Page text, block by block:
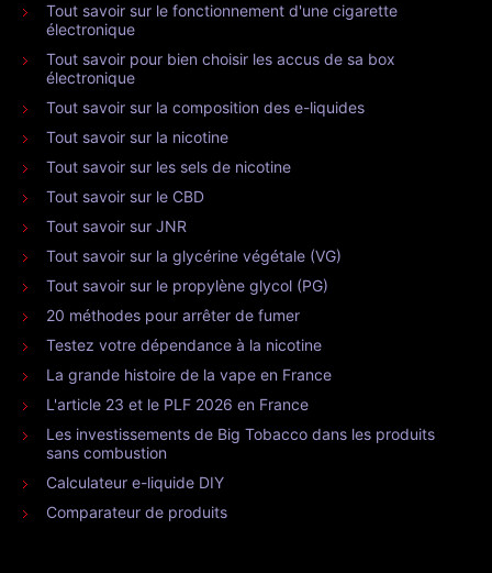
Tout savoir sur le fonctionnement d'une cigarette
électronique
Tout savoir pour bien choisir les accus de sa box
électronique
Tout savoir sur la composition des e-liquides
Tout savoir sur la nicotine
Tout savoir sur les sels de nicotine
Tout savoir sur le CBD
Tout savoir sur JNR
Tout savoir sur la glycérine végétale (VG)
Tout savoir sur le propylène glycol (PG)
20 méthodes pour arrêter de fumer
Testez votre dépendance à la nicotine
La grande histoire de la vape en France
L'article 23 et le PLF 2026 en France
Les investissements de Big Tobacco dans les produits
sans combustion
Calculateur e-liquide DIY
Comparateur de produits